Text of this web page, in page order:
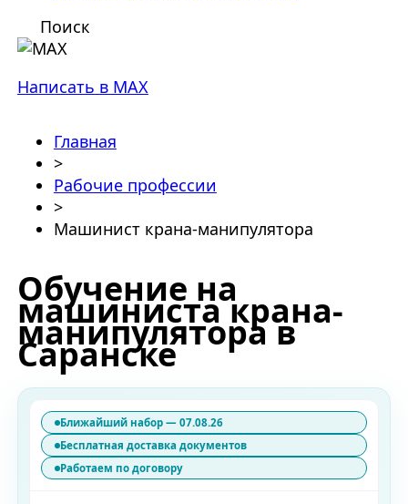
Поиск
Написать в MAX
Главная
>
Рабочие профессии
>
Машинист крана-манипулятора
Обучение на
машиниста крана-
манипулятора в
Саранске
Ближайший набор — 07.08.26
Бесплатная доставка документов
Работаем по договору